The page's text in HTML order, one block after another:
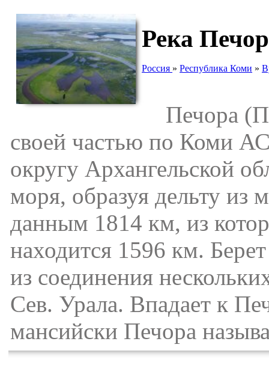
Река
Россия »Республика Коми »
Печора
своей частью по Коми
округу Архангельской
моря, образуя дельту
данным 1814 км, из
находится 1596 км.
из соединения
Сев. Урала. Впадает к
мансийски Печора